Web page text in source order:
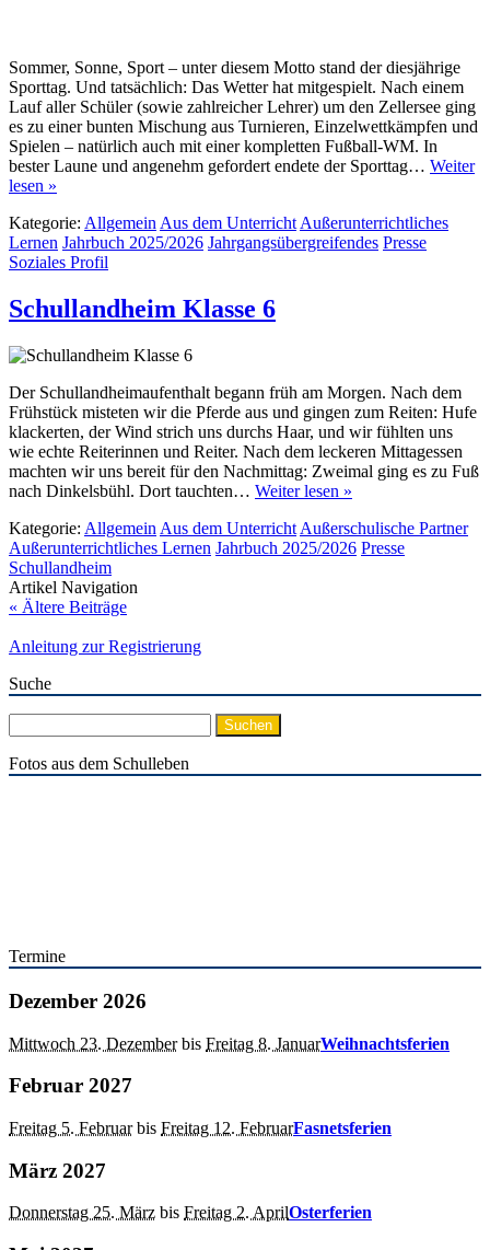
Sommer, Sonne, Sport – unter diesem Motto stand der diesjährige
Sporttag. Und tatsächlich: Das Wetter hat mitgespielt. Nach einem
Lauf aller Schüler (sowie zahlreicher Lehrer) um den Zellersee ging
es zu einer bunten Mischung aus Turnieren, Einzelwettkämpfen und
Spielen – natürlich auch mit einer kompletten Fußball-WM. In
bester Laune und angenehm gefordert endete der Sporttag… Weiter
lesen »
Kategorie: Allgemein Aus dem Unterricht Außerunterrichtliches
Lernen Jahrbuch 2025/2026 Jahrgangsübergreifendes Presse
Soziales Profil
Schullandheim Klasse 6
Der Schullandheimaufenthalt begann früh am Morgen. Nach dem
Frühstück misteten wir die Pferde aus und gingen zum Reiten: Hufe
klackerten, der Wind strich uns durchs Haar, und wir fühlten uns
wie echte Reiterinnen und Reiter. Nach dem leckeren Mittagessen
machten wir uns bereit für den Nachmittag: Zweimal ging es zu Fuß
nach Dinkelsbühl. Dort tauchten… Weiter lesen »
Kategorie: Allgemein Aus dem Unterricht Außerschulische Partner
Außerunterrichtliches Lernen Jahrbuch 2025/2026 Presse
Schullandheim
Artikel Navigation
« Ältere Beiträge
Anleitung zur Registrierung
Suche
nach:
Fotos aus dem Schulleben
Termine
Dezember 2026
Mittwoch 23. Dezemberbis Freitag 8. JanuarWeihnachtsferien
Februar 2027
Freitag 5. Februarbis Freitag 12. FebruarFasnetsferien
März 2027
Donnerstag 25. März bis Freitag 2. AprilOsterferien